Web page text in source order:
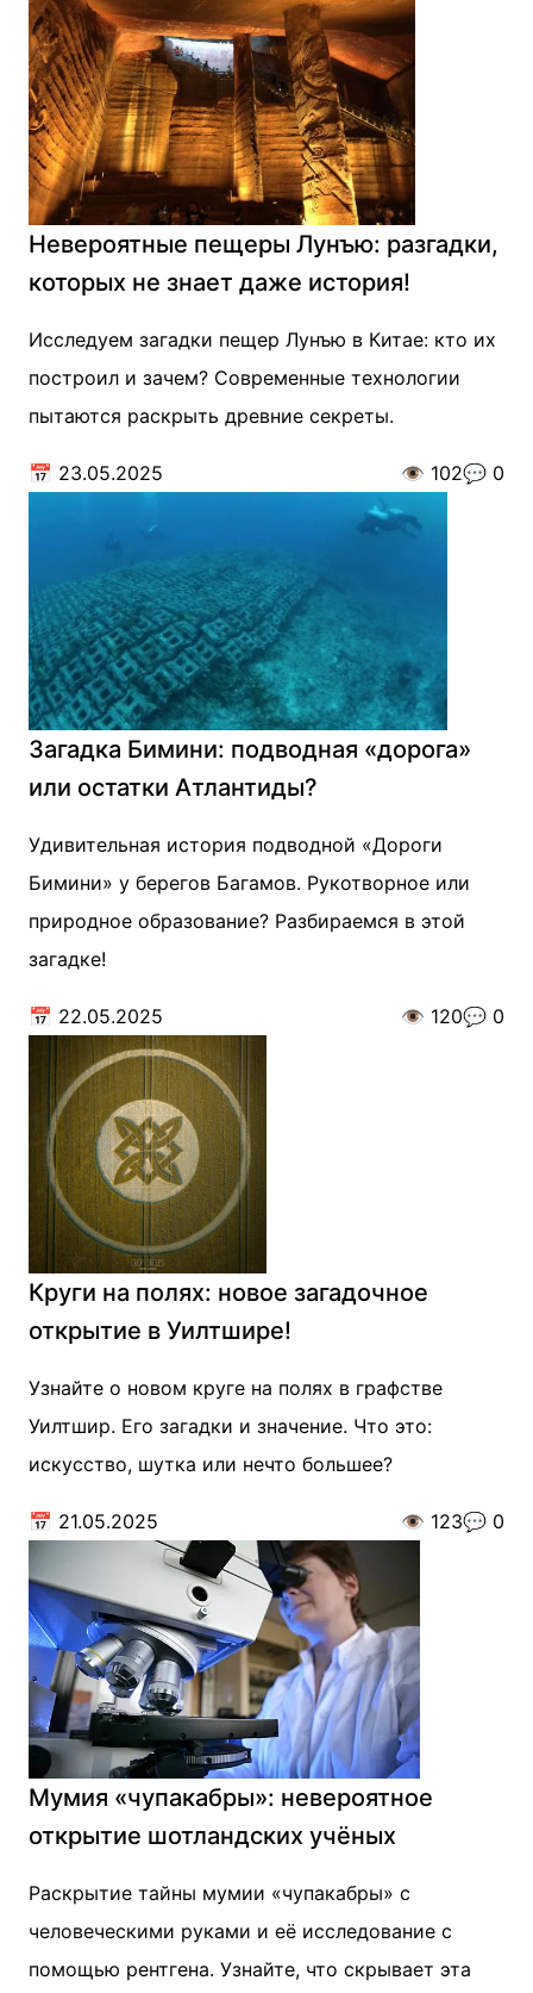
Невероятные пещеры Лунъю: разгадки,
которых не знает даже история!
Исследуем загадки пещер Лунъю в Китае: кто их
построил и зачем? Современные технологии
пытаются раскрыть древние секреты.
📅 23.05.2025 👁️ 102💬 0
Загадка Бимини: подводная «дорога»
или остатки Атлантиды?
Удивительная история подводной «Дороги
Бимини» у берегов Багамов. Рукотворное или
природное образование? Разбираемся в этой
загадке!
📅 22.05.2025 👁️ 120💬 0
Круги на полях: новое загадочное
открытие в Уилтшире!
Узнайте о новом круге на полях в графстве
Уилтшир. Его загадки и значение. Что это:
искусство, шутка или нечто большее?
📅 21.05.2025 👁️ 123💬 0
Мумия «чупакабры»: невероятное
открытие шотландских учёных
Раскрытие тайны мумии «чупакабры» с
человеческими руками и её исследование с
помощью рентгена. Узнайте, что скрывает эта